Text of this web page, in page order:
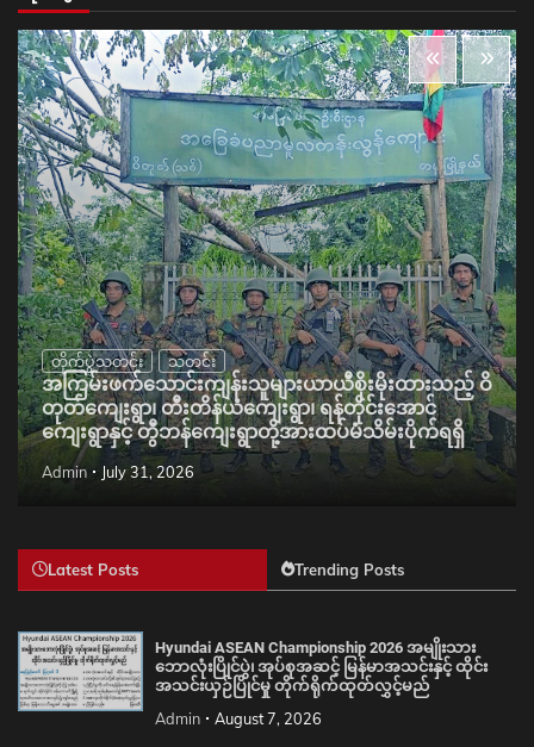
တိုက်ပွဲသတင်း သတင်း
အကြမ်းဖက်သောင်းကျန်းသူများယာယီစိုးမိုးထားသည့် ဝိ
တုတ်ကျေးရွာ၊ တီးတိန်ယံကျေးရွာ၊ ရန်တိုင်းအောင်
ကျေးရွာနှင့် တွီဘန်ကျေးရွာတို့အားထပ်မံသိမ်းပိုက်ရရှိ
Admin July 31, 2026
Latest Posts Trending Posts
Hyundai ASEAN Championship 2026 အမျိုးသား
ဘောလုံးပြိုင်ပွဲ၊ အုပ်စုအဆင့် မြန်မာအသင်းနှင့် ထိုင်း
အသင်းယှဉ်ပြိုင်မှု တိုက်ရိုက်ထုတ်လွှင့်မည်
Admin August 7, 2026